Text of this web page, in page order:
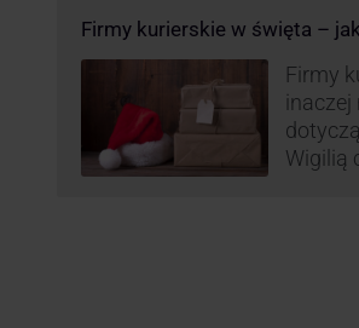
GLS na
Firmy kurierskie w święta –
Firmy
Wigilią